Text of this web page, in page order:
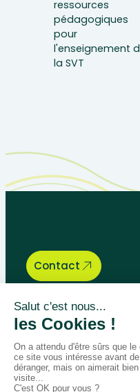
Contact
Bégénat
Level of education
News
Return policy
100%